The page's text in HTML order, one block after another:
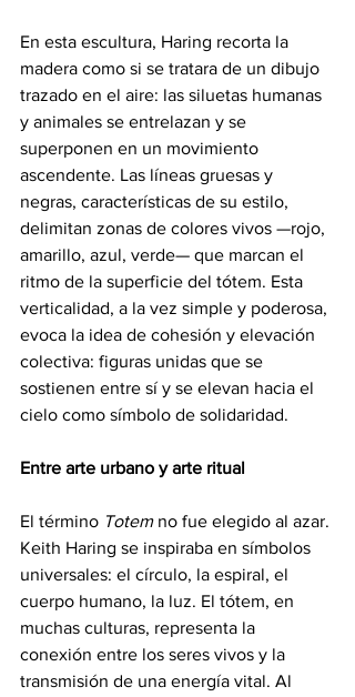
En esta escultura, Haring recorta la
madera como si se tratara de un dibujo
trazado en el aire: las siluetas humanas
y animales se entrelazan y se
superponen en un movimiento
ascendente. Las líneas gruesas y
negras, características de su estilo,
delimitan zonas de colores vivos —rojo,
amarillo, azul, verde— que marcan el
ritmo de la superficie del tótem. Esta
verticalidad, a la vez simple y poderosa,
evoca la idea de cohesión y elevación
colectiva: figuras unidas que se
sostienen entre sí y se elevan hacia el
cielo como símbolo de solidaridad.
Entre arte urbano y arte ritual
El término Totem no fue elegido al azar.
Keith Haring se inspiraba en símbolos
universales: el círculo, la espiral, el
cuerpo humano, la luz. El tótem, en
muchas culturas, representa la
conexión entre los seres vivos y la
transmisión de una energía vital. Al